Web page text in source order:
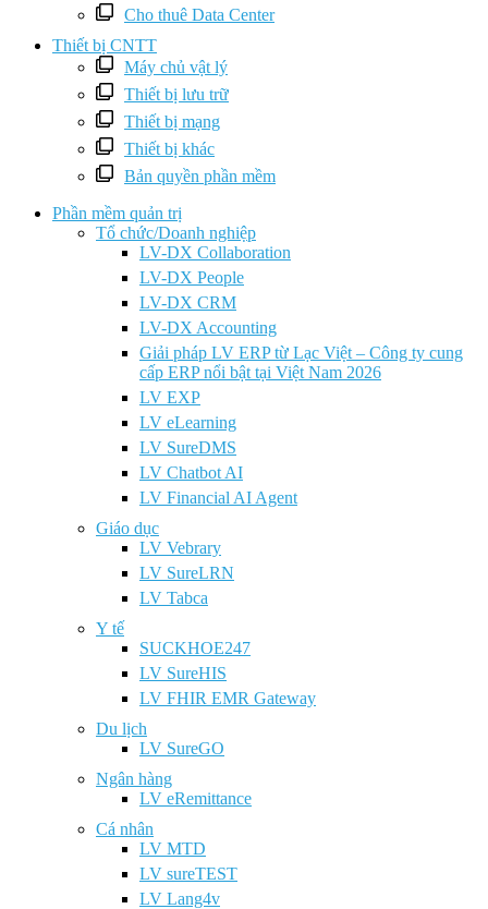
Cho thuê Data Center
Thiết bị CNTT
Máy chủ vật lý
Thiết bị lưu trữ
Thiết bị mạng
Thiết bị khác
Bản quyền phần mềm
Phần mềm quản trị
Tổ chức/Doanh nghiệp
LV-DX Collaboration
LV-DX People
LV-DX CRM
LV-DX Accounting
Giải pháp LV ERP từ Lạc Việt – Công ty cung
cấp ERP nổi bật tại Việt Nam 2026
LV EXP
LV eLearning
LV SureDMS
LV Chatbot AI
LV Financial AI Agent
Giáo dục
LV Vebrary
LV SureLRN
LV Tabca
Y tế
SUCKHOE247
LV SureHIS
LV FHIR EMR Gateway
Du lịch
LV SureGO
Ngân hàng
LV eRemittance
Cá nhân
LV MTD
LV sureTEST
LV Lang4v